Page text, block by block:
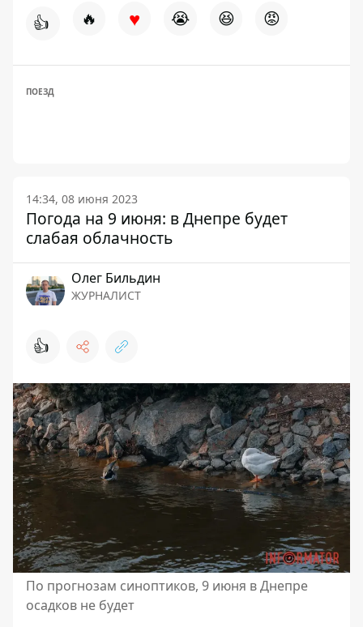
👍 🔥 ♥ 😭 😆 😡
ПОЕЗД
14:34, 08 июня 2023
Погода на 9 июня: в Днепре будет
слабая облачность
Олег Бильдин
ЖУРНАЛИСТ
👍
По прогнозам синоптиков, 9 июня в Днепре
осадков не будет